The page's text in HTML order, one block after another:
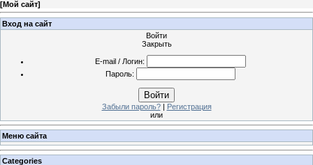
[Мой сайт]
Вход на сайт
Войти
Закрыть
E-mail / Логин:
Пароль:
Войти
Забыли пароль?| Регистрация
или
Меню сайта
Categories